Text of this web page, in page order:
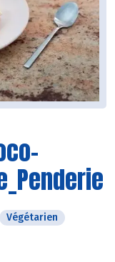
Végétarien